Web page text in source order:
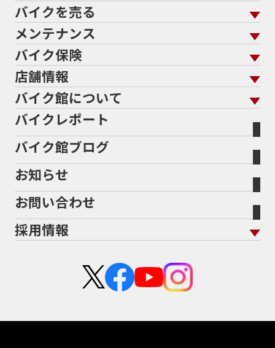
バイクを買う トップ
バイクを探す
メーカーから探す
色から探す
スタイルから探す
排気量から探す
地域から探す
走行距離から探す
中古車から探す
バイクを売る
バイクを売る トップ
バイク館買取の強み
バイクを高く売るコツ
バイク買取の流れ
全国展開の強み
よくあるご質問
バイク買取強化車両
メーカー別買取相場・
ヤマハ
ホンダ
スズキ
ハーレーダビッドソン
ドゥカティ
トライアンフ
アプリリア
KTM
モトグッツイ
MVアグスタ
他海外ﾒｰｶｰ
メンテナンス
メンテナンス トップ
バイク点検
バイク車検
Bikeep
プロテクションフィルム
バイク保険
バイク保険 トップ
自賠責保険
任意保険
バイク保険無料見積り（現在未加入の方）
バイク保険無料見積り（他社でご加入の方）
盗難保険
店舗情報
店舗情報 トップ
北海道
宮城
福島
茨城
栃木
兵庫
バイク館について
バイク館について トップ
バイク館が選ばれる理由
会社概要
沿革
二輪公正取引協議会加盟店
バイクレポート
バイク館ブログ
お知らせ
お問い合わせ
採用情報
中途採用・アルバイト